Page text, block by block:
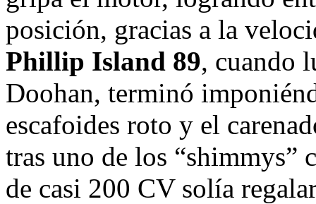
posición, gracias a la
Phillip Island 89, cuando
Doohan, terminó
escafoides roto y el
tras uno de los “shimmys”
de casi 200 CV solía